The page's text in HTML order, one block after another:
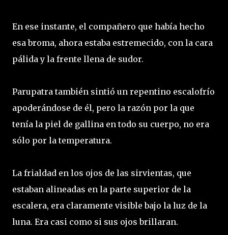
En ese instante, el compañero que había hecho
esa broma, ahora estaba estremecido, con la cara
pálida y la frente llena de sudor.
Parupatra también sintió un repentino escalofrío
apoderándose de él, pero la razón por la que
tenía la piel de gallina en todo su cuerpo, no era
sólo por la temperatura.
La frialdad en los ojos de las sirvientas, que
estaban alineadas en la parte superior de la
escalera, era claramente visible bajo la luz de la
luna. Era casi como si sus ojos brillaran.